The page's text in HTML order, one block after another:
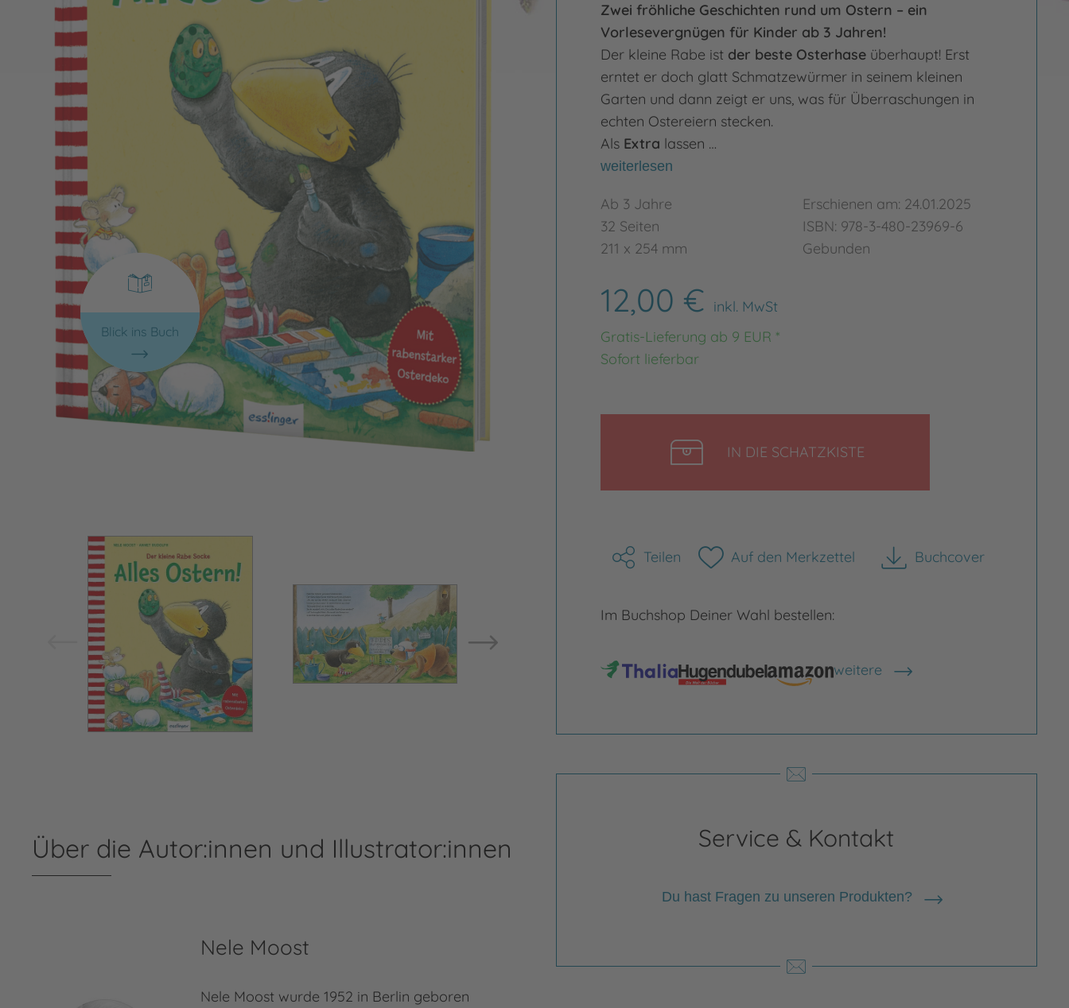
Blick ins Buch
Zwei fröhliche Geschichten rund um Ostern – ein
Vorlesevergnügen für Kinder ab 3 Jahren!
Der kleine Rabe ist der beste Osterhaseüberhaupt! Erst
erntet er doch glatt Schmatzewürmer in seinem kleinen
Garten und dann zeigt er uns, was für Überraschungen in
echten Ostereiern stecken.
Als Extra lassen …
weiterlesen
Ab 3 Jahre
32 Seiten
211 x 254 mm
Erschienen am: 24.01.2025
ISBN: 978-3-480-23969-6
Gebunden
12,00 € inkl. MwSt
Gratis-Lieferung ab 9 EUR *
Sofort lieferbar
IN DIE SCHATZKISTE
Teilen Auf den Merkzettel Buchcover
herunterladen
Im Buchshop Deiner Wahl bestellen:
weitere
Shops anzeigen
Service & Kontakt
Du hast Fragen zu unseren Produkten?
Über die Autor:innen und Illustrator:innen
Nele Moost
Nele Moost wurde 1952 in Berlin geboren